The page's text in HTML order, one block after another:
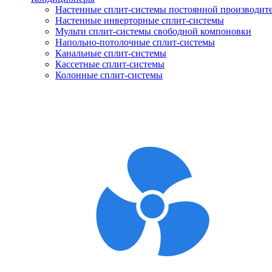
Настенные сплит-системы постоянной
Настенные инверторные сплит-системы
Мульти сплит-системы свободной компоновки
Напольно-потолочные сплит-системы
Канальные сплит-системы
Кассетные сплит-системы
Колонные сплит-системы